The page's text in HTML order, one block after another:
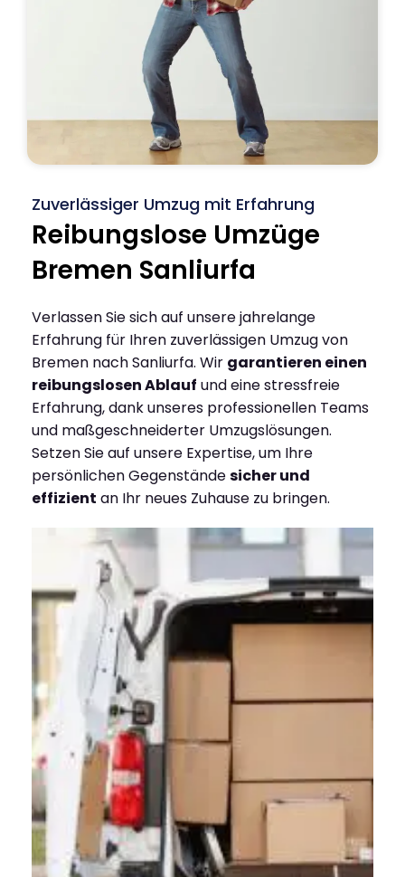
Zuverlässiger Umzug mit Erfahrung
Reibungslose Umzüge
Bremen Sanliurfa
Verlassen Sie sich auf unsere jahrelange
Erfahrung für Ihren zuverlässigen Umzug von
Bremen nach Sanliurfa. Wir garantieren einen
reibungslosen Ablauf und eine stressfreie
Erfahrung, dank unseres professionellen Teams
und maßgeschneiderter Umzugslösungen.
Setzen Sie auf unsere Expertise, um Ihre
persönlichen Gegenständesicher und
effizient an Ihr neues Zuhause zu bringen.